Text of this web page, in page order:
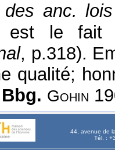
des anc.
est le fait
, p.318).
qualité;
Bbg. Gohin
44, avenue de
Tél. :